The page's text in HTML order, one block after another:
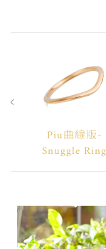
Piu曲線版-
Snuggle Ring